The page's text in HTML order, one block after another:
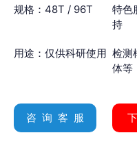
规格：48T / 96T
特色
持
用途：仅供科研使用 检测
体等
咨 询 客 服